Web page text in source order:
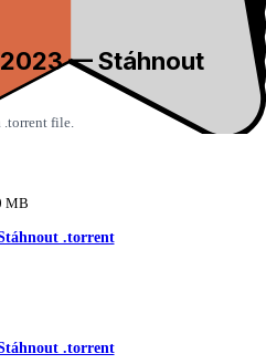
— Stáhnout
.torrent file.
MB
.torrent
.torrent